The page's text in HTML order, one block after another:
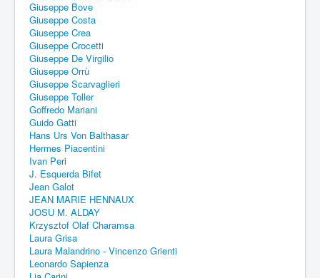
Giuseppe Bove
Giuseppe Costa
Giuseppe Crea
Giuseppe Crocetti
Giuseppe De Virgilio
Giuseppe Orrù
Giuseppe Scarvaglieri
Giuseppe Toller
Goffredo Mariani
Guido Gatti
Hans Urs Von Balthasar
Hermes Piacentini
Ivan Peri
J. Esquerda Bifet
Jean Galot
JEAN MARIE HENNAUX
JOSU M. ALDAY
Krzysztof Olaf Charamsa
Laura Grisa
Laura Malandrino - Vincenzo Grienti
Leonardo Sapienza